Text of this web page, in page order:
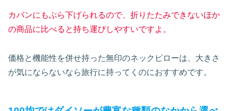
カバンにもぶら下げられるので、折りたたみできないほか
の商品に比べると持ち運びしやすいですよ。
価格と機能性を併せ持った無印のネックピローは、大きさ
が気にならないなら旅行に持ってくのにおすすめです。